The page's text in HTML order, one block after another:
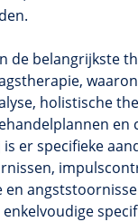
de belangrijkste
holistische
en
er specifieke